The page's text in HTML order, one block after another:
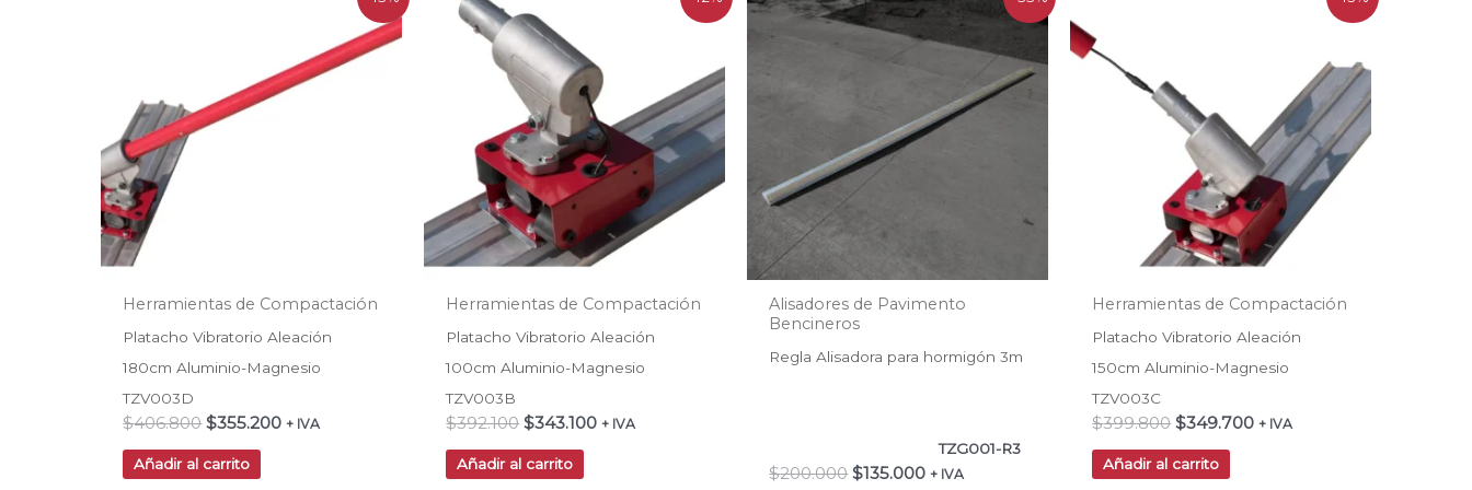
Herramientas de Compactación
Platacho Vibratorio Aleación
180cm Aluminio-Magnesio
TZV003D
$406.800
$406.800.
$355.200
$355.200.
+ IVA
Añadir al carrito
Herramientas de Compactación
Platacho Vibratorio Aleación
100cm Aluminio-Magnesio
TZV003B
$392.100
precio
original
era:
$392.100.
$343.100
$343.100.
+ IVA
Añadir al carrito
Alisadores de Pavimento
Bencineros
Regla Alisadora para hormigón 3m
TZG001-R3
$200.000
precio
original
$200.000.
$135.000
precio
actual
es:
+ IVA
Herramientas de Compactación
Platacho Vibratorio Aleación
150cm Aluminio-Magnesio
TZV003C
$399.800 $349.700
$349.700.
+ IVA
Añadir al carrito